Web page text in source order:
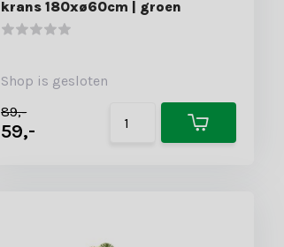
krans 180xø60cm | groen
Shop is gesloten
89,-
59,-